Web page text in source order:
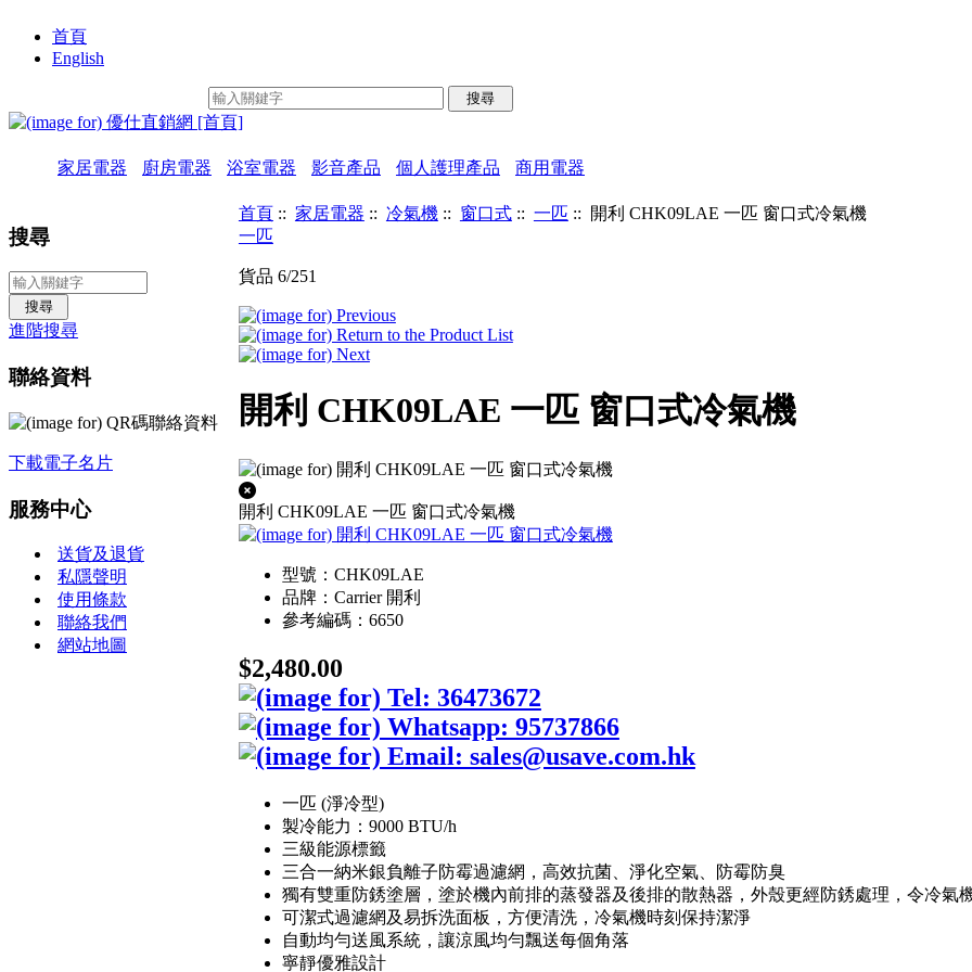
首頁
English
家居電器 廚房電器 浴室電器 影音產品 個人護理產品 商用電器
搜尋
進階搜尋
聯絡資料
下載電子名片
服務中心
送貨及退貨
私隱聲明
使用條款
聯絡我們
網站地圖
首頁:: 家居電器 :: 冷氣機:: 窗口式:: 一匹 :: 開利 CHK09LAE 一匹 窗口式冷氣機
一匹
貨品 6/251
開利 CHK09LAE 一匹 窗口式冷氣機
開利 CHK09LAE 一匹 窗口式冷氣機
型號：CHK09LAE
品牌：Carrier 開利
參考編碼：6650
$2,480.00
一匹 (淨冷型)
製冷能力：9000 BTU/h
三級能源標籤
三合一納米銀負離子防霉過濾網，高效抗菌、淨化空氣、防霉防臭
獨有雙重防銹塗層，塗於機內前排的蒸發器及後排的散熱器，外殼更經防銹處理，令冷氣
可潔式過濾網及易拆洗面板，方便清洗，冷氣機時刻保持潔淨
自動均勻送風系統，讓涼風均勻飄送每個角落
寧靜優雅設計